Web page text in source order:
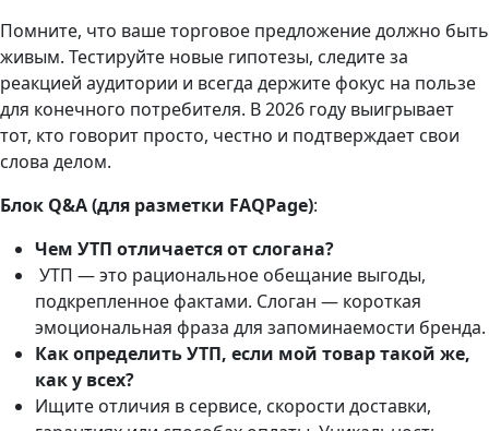
Помните, что ваше торговое предложение должно быть
живым. Тестируйте новые гипотезы, следите за
реакцией аудитории и всегда держите фокус на пользе
для конечного потребителя. В 2026 году выигрывает
тот, кто говорит просто, честно и подтверждает свои
слова делом.
Блок Q&A (для разметки FAQPage):
Чем УТП отличается от слогана?
УТП — это рациональное обещание выгоды,
подкрепленное фактами. Слоган — короткая
эмоциональная фраза для запоминаемости бренда.
Как определить УТП, если мой товар такой же,
как у всех?
Ищите отличия в сервисе, скорости доставки,